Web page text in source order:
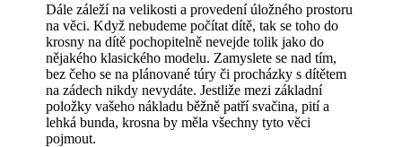
Dále záleží na velikosti a provedení úložného prostoru
na věci. Když nebudeme počítat dítě, tak se toho do
krosny na dítě pochopitelně nevejde tolik jako do
nějakého klasického modelu. Zamyslete se nad tím,
bez čeho se na plánované túry či procházky s dítětem
na zádech nikdy nevydáte. Jestliže mezi základní
položky vašeho nákladu běžně patří svačina, pití a
lehká bunda, krosna by měla všechny tyto věci
pojmout.